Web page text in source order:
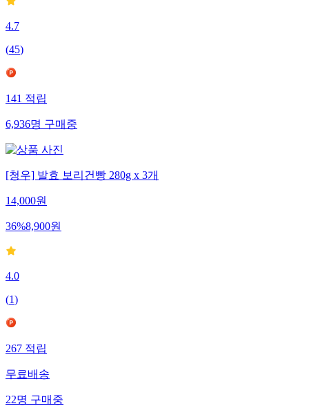
4.7
(45)
141 적립
6,936명 구매중
[청우] 발효 보리건빵 280g x 3개
14,000원
36%8,900원
4.0
(1)
267 적립
무료배송
22명 구매중